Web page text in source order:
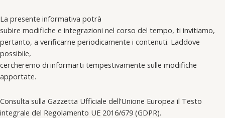
La presente informativa potrà
subire modifiche e integrazioni nel corso del tempo, ti invitiamo,
pertanto, a verificarne periodicamente i contenuti. Laddove
possibile,
cercheremo di informarti tempestivamente sulle modifiche
apportate.
Consulta sulla Gazzetta Ufficiale dell’Unione Europea il Testo
integrale del Regolamento UE 2016/679 (GDPR).